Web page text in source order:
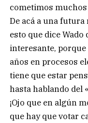
cometimos
De acá a una
esto que dice
interesante, porque
años en procesos
tiene que estar
hasta hablando del
¡Ojo que en algún
que hay que votar